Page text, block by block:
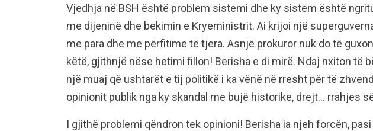
Vjedhja në BSH është problem sistemi dhe ky sistem është
me dijeninë dhe bekimin e Kryeministrit. Ai krijoi një
me para dhe me përfitime të tjera. Asnjë prokuror nuk do të
këtë, gjithnjë nëse hetimi fillon! Berisha e di mirë. Ndaj nxiton të
një muaj që ushtarët e tij politikë i ka vënë në rresht për të
opinionit publik nga ky skandal me bujë historike, drejt… rrahjes
I gjithë problemi qëndron tek opinioni! Berisha ia njeh forcën,